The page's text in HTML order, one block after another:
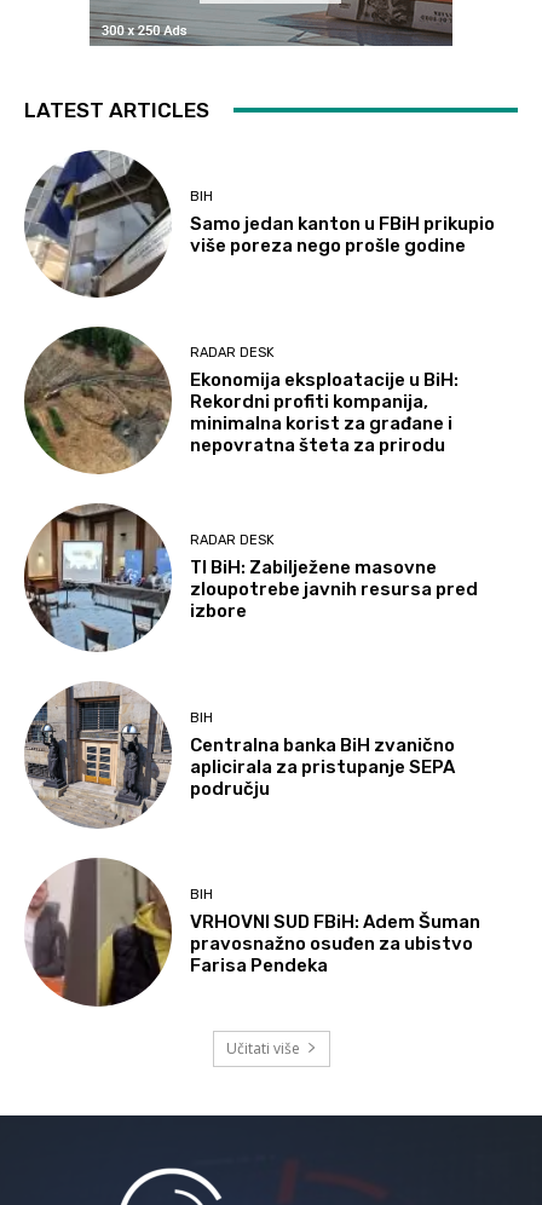
LATEST ARTICLES
BIH
Samo jedan kanton u FBiH prikupio
više poreza nego prošle godine
RADAR DESK
Ekonomija eksploatacije u BiH:
Rekordni profiti kompanija,
minimalna korist za građane i
nepovratna šteta za prirodu
RADAR DESK
TI BiH: Zabilježene masovne
zloupotrebe javnih resursa pred
izbore
BIH
Centralna banka BiH zvanično
aplicirala za pristupanje SEPA
području
BIH
VRHOVNI SUD FBiH: Adem Šuman
pravosnažno osuđen za ubistvo
Farisa Pendeka
Učitati više